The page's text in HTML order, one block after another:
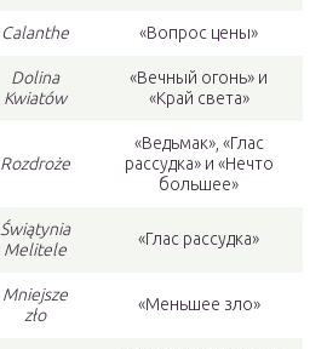
Calanthe «Вопрос цены»
Dolina
Kwiatów
«Вечный огонь» и
«Край света»
Rozdroże
«Ведьмак», «Глас
рассудка» и «Нечто
большее»
Świątynia
Melitele
«Глас рассудка»
Mniejsze
zło
«Меньшее зло»